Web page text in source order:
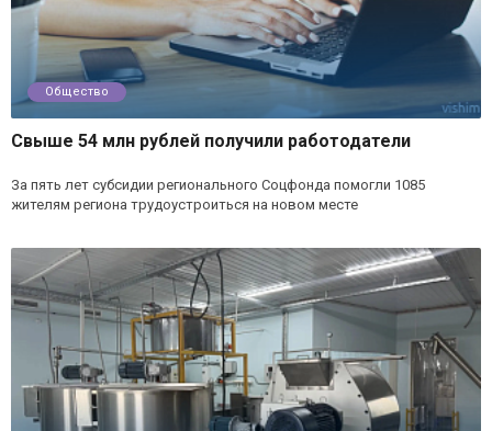
Общество
Свыше 54 млн рублей получили работодатели
За пять лет субсидии регионального Соцфонда помогли 1085
жителям региона трудоустроиться на новом месте